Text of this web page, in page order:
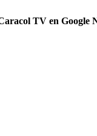
TV en Google